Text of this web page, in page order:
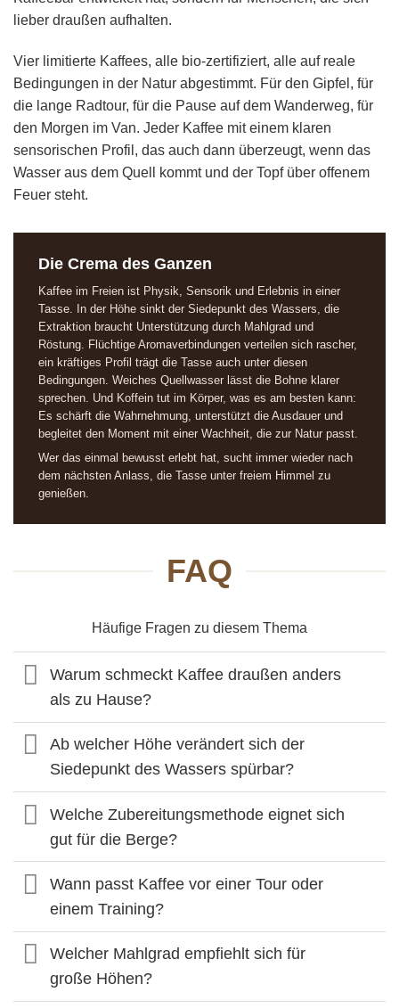
lieber draußen aufhalten.
Vier limitierte Kaffees, alle bio-zertifiziert, alle auf reale
Bedingungen in der Natur abgestimmt. Für den Gipfel, für
die lange Radtour, für die Pause auf dem Wanderweg, für
den Morgen im Van. Jeder Kaffee mit einem klaren
sensorischen Profil, das auch dann überzeugt, wenn das
Wasser aus dem Quell kommt und der Topf über offenem
Feuer steht.
Die Crema des Ganzen
Kaffee im Freien ist Physik, Sensorik und Erlebnis in einer
Tasse. In der Höhe sinkt der Siedepunkt des Wassers, die
Extraktion braucht Unterstützung durch Mahlgrad und
Röstung. Flüchtige Aromaverbindungen verteilen sich rascher,
ein kräftiges Profil trägt die Tasse auch unter diesen
Bedingungen. Weiches Quellwasser lässt die Bohne klarer
sprechen. Und Koffein tut im Körper, was es am besten kann:
Es schärft die Wahrnehmung, unterstützt die Ausdauer und
begleitet den Moment mit einer Wachheit, die zur Natur passt.
Wer das einmal bewusst erlebt hat, sucht immer wieder nach
dem nächsten Anlass, die Tasse unter freiem Himmel zu
genießen.
FAQ
Häufige Fragen zu diesem Thema
Warum schmeckt Kaffee draußen anders
als zu Hause?
Ab welcher Höhe verändert sich der
Siedepunkt des Wassers spürbar?
Welche Zubereitungsmethode eignet sich
gut für die Berge?
Wann passt Kaffee vor einer Tour oder
einem Training?
Welcher Mahlgrad empfiehlt sich für
große Höhen?